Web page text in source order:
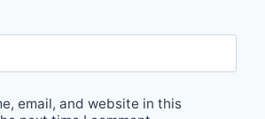
email, and website in this